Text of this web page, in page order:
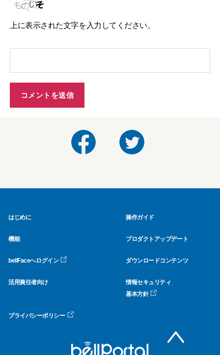
上に表示された文字を入力してください。
はじめに 操作ガイド
機能 プロダクトアップデート
bellFaceへログイン ダウンロードコンテンツ
活用責任者向け
情報セキュリティ
基本方針
プライバシーポリシー